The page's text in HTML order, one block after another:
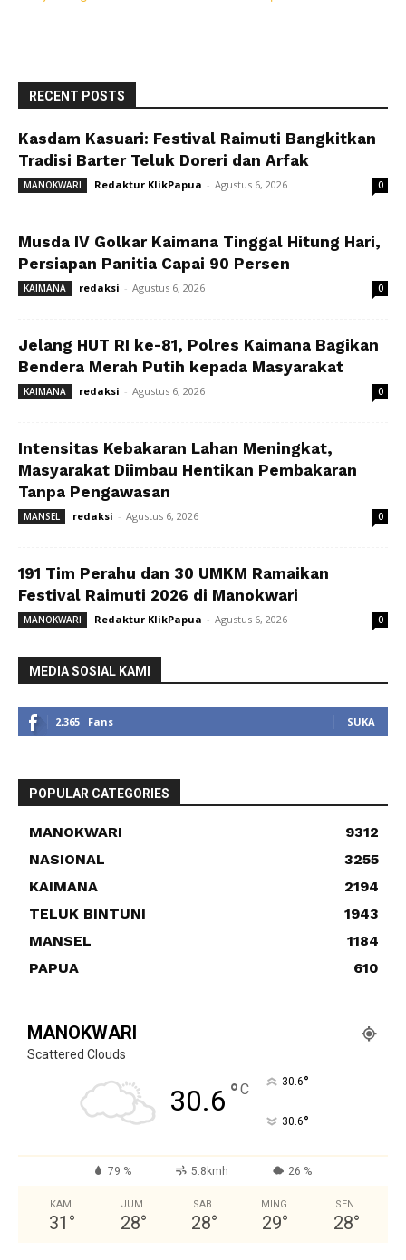
RECENT POSTS
Kasdam Kasuari: Festival Raimuti Bangkitkan
Tradisi Barter Teluk Doreri dan Arfak
MANOKWARI Redaktur KlikPapua - Agustus 6, 2026 0
Musda IV Golkar Kaimana Tinggal Hitung Hari,
Persiapan Panitia Capai 90 Persen
KAIMANA redaksi - Agustus 6, 2026 0
Jelang HUT RI ke-81, Polres Kaimana Bagikan
Bendera Merah Putih kepada Masyarakat
KAIMANA redaksi - Agustus 6, 2026 0
Intensitas Kebakaran Lahan Meningkat,
Masyarakat Diimbau Hentikan Pembakaran
Tanpa Pengawasan
MANSEL redaksi - Agustus 6, 2026 0
191 Tim Perahu dan 30 UMKM Ramaikan
Festival Raimuti 2026 di Manokwari
MANOKWARI Redaktur KlikPapua - Agustus 6, 2026 0
MEDIA SOSIAL KAMI
2,365 Fans SUKA
POPULAR CATEGORIES
MANOKWARI
9312
NASIONAL
3255
KAIMANA
2194
TELUK BINTUNI
1943
MANSEL
1184
PAPUA
610
MANOKWARI
Scattered Clouds
30.6 °C 30.6°
30.6°
79 % 5.8kmh 26 %
KAM
31 °
JUM
28°
SAB
28°
MING
29°
SEN
28°